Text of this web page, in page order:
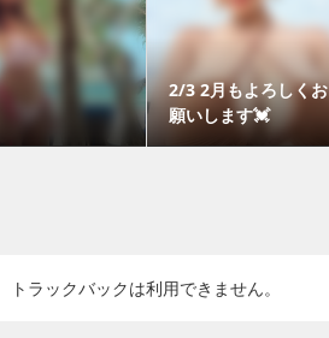
2/3 2月もよろしくお
願いします💓
トラックバックは利用できません。